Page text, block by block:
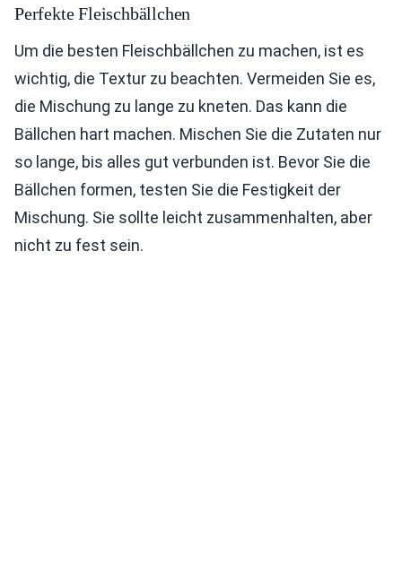
Perfekte Fleischbällchen
Um die besten Fleischbällchen zu machen, ist es
wichtig, die Textur zu beachten. Vermeiden Sie es,
die Mischung zu lange zu kneten. Das kann die
Bällchen hart machen. Mischen Sie die Zutaten nur
so lange, bis alles gut verbunden ist. Bevor Sie die
Bällchen formen, testen Sie die Festigkeit der
Mischung. Sie sollte leicht zusammenhalten, aber
nicht zu fest sein.